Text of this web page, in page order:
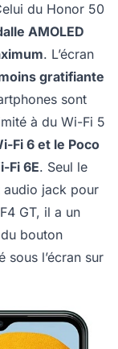
du Honor 50
AMOLED
. L’écran
gratifiante
sont
à du Wi-Fi 5
Fi 6 et le Poco
Fi 6E. Seul le
audio jack pour
GT, il a un
bouton
sous l’écran sur